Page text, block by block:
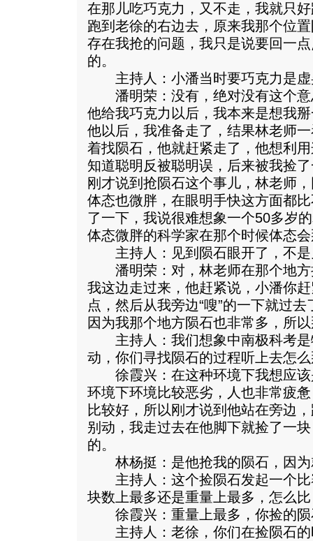
在那儿吃巧克力，又不走，我就只
跑到老徐的右边去，原来我那个位
存在我抢的问题，我只是说要回一
的。
主持人：小潘当时要巧克力是虚
潘明荣：没有，绝对没有这个意
他给我巧克力以后，我本来是想我
他以后，我准备走了，结果林老师
着找陨石，他就赶紧走了，他想利
知道聪明反被聪明误，后来被我捡
刚才说到抢陨石这个事儿，林老师
体态也微胖，在眼明手快这方面都
了一下，我说很难想象一个50多岁
体态微胖的科学家在那个时候体态
主持人：见到陨石眼开了，不是
潘明荣：对，林老师在那个地方
我这边走过来，他赶紧说，小潘你
点，然后从我旁边“嗖”的一下就过
因为我那个地方陨石也非常多，所
主持人：我们想象中南极科考是
动，你们寻找陨石的过程听上去怎
徐霞兴：在这种环境下我想应该
环境下环境比较恶劣，人也非常疲
比较好，所以刚才说到他站在旁边
别动，我走过去在他脚下就捡了一
的。
林杨挺：是他抢我的陨石，因为
主持人：这个捡陨石发起一个比
块数上最多还是重量上最多，怎么
徐霞兴：重量上最多，你捡的陨
主持人：老徐，你们在捡陨石的